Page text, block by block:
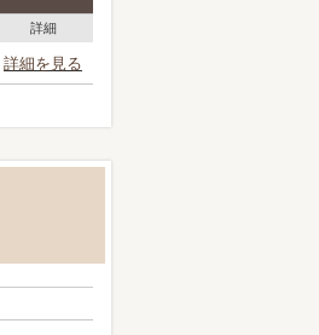
詳細
詳細を見る